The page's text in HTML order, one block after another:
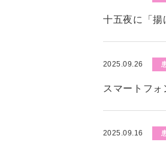
十五夜に「揚
2025.09.26
スマートフ
2025.09.16